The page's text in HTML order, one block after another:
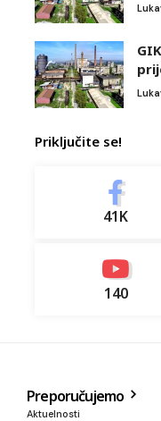
Priključite se!
41K
140
Preporučujemo
Aktuelnosti